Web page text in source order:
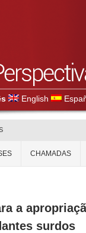
English
CHAMADAS
a
surdos